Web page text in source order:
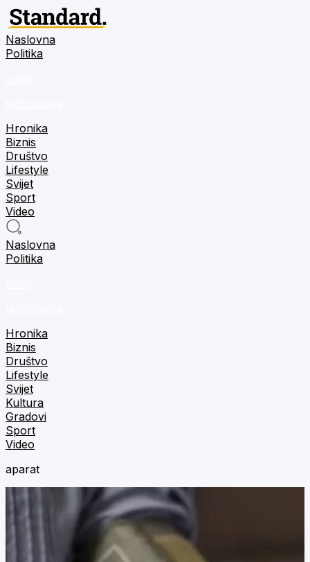
Naslovna
Politika
Hronika
Biznis
Društvo
Lifestyle
Svijet
Sport
Video
Naslovna
Politika
Hronika
Biznis
Društvo
Lifestyle
Svijet
Kultura
Gradovi
Sport
Video
aparat